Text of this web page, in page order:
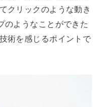
クリックのような動き
のようなことができた
術を感じるポイントで